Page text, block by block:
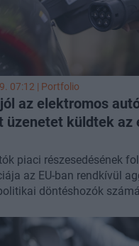
07:12 | Portfolio
az elektromos
üzenetet küldtek az
piaci részesedésének
az EU-ban rendkívül
döntéshozók
a személygépkocsikra és
új CO2-